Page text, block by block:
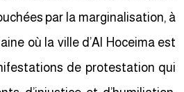
par la marginalisation, à
où la ville d’Al Hoceima est
de protestation qui